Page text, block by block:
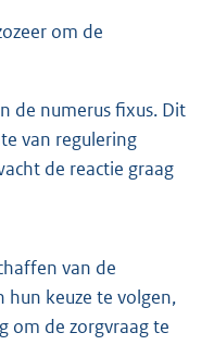
om de
de numerus fixus. Dit
van regulering
de reactie graag
van de
keuze te volgen,
om de zorgvraag te